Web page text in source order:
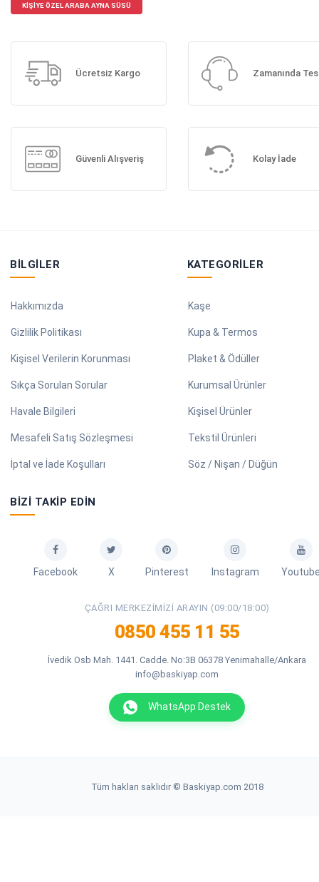
KIŞIYE ÖZEL ARABA AYNA SÜSÜ
Ücretsiz Kargo Zamanında
Güvenli Alışveriş Kolay İade
BILGILER
Hakkımızda
Gizlilik Politikası
Kişisel Verilerin Korunması
Sıkça Sorulan Sorular
Havale Bilgileri
Mesafeli Satış Sözleşmesi
İptal ve İade Koşulları
KATEGORILER
Kaşe
Kupa & Termos
Plaket & Ödüller
Kurumsal Ürünler
Kişisel Ürünler
Tekstil Ürünleri
Söz / Nişan / Düğün
BIZI TAKIP EDIN
Facebook X Pinterest Instagram
ÇAĞRI MERKEZIMIZI ARAYIN (09:00/18:00)
0850 455 11 55
İvedik Osb Mah. 1441. Cadde. No:3B 06378 Yenimahalle/Ankara
info@baskiyap.com
WhatsApp Destek
Tüm hakları saklıdır © Baskiyap.com 2018